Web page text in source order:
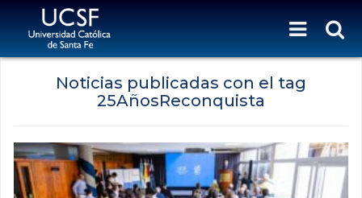
Noticias publicadas con el tag
25AñosReconquista